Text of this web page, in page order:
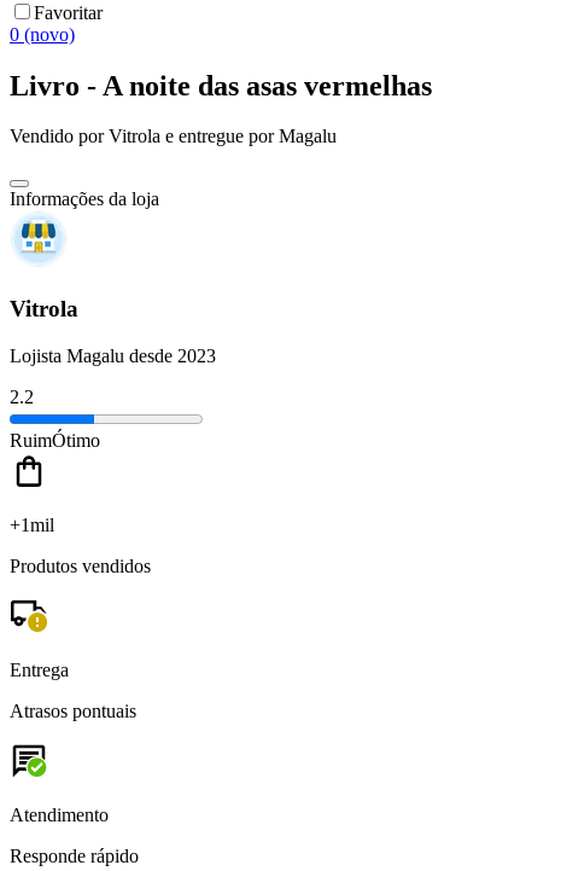
Favoritar
0 (novo)
Livro - A noite das asas vermelhas
Vendido porVitrola e entregue por Magalu
Informações da loja
Vitrola
Lojista Magalu desde 2023
2.2
RuimÓtimo
+1mil
Produtos vendidos
Entrega
Atrasos pontuais
Atendimento
Responde rápido